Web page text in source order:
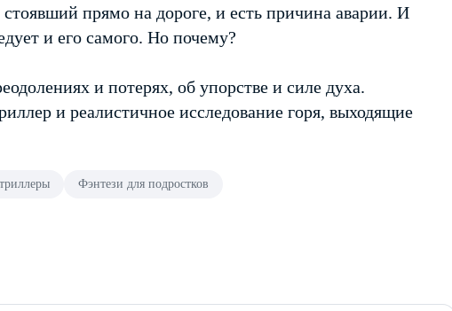
прямо на дороге, и есть причина аварии. И
и его самого. Но почему?
и потерях, об упорстве и силе духа.
и реалистичное исследование горя, выходящие
Фэнтези для подростков